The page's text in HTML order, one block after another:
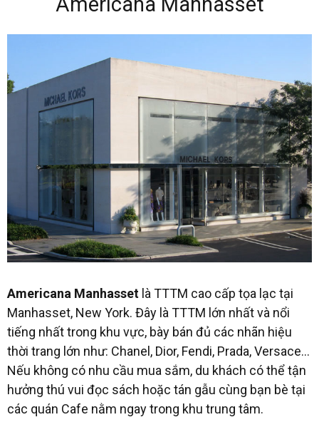
Americana Manhasset là TTTM cao cấp tọa lạc tại
Manhasset, New York. Đây là TTTM lớn nhất và nổi
tiếng nhất trong khu vực, bày bán đủ các nhãn hiệu
thời trang lớn như: Chanel, Dior, Fendi, Prada, Versace…
Nếu không có nhu cầu mua sắm, du khách có thể tận
hưởng thú vui đọc sách hoặc tán gẫu cùng bạn bè tại
các quán Cafe nằm ngay trong khu trung tâm.